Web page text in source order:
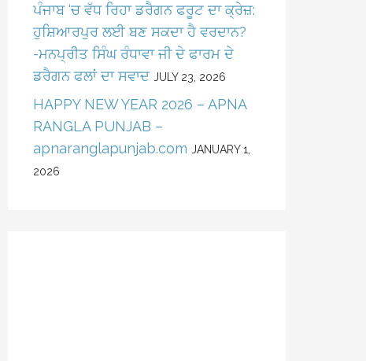
ਪੰਜਾਬ ‘ਚ ਵੱਧ ਰਿਹਾ ਡਰੈਗਨ ਫਰੂਟ ਦਾ ਕ੍ਰੇਜ਼:
ਹੁਸ਼ਿਆਰਪੁਰ ਲਈ ਬਣ ਸਕਦਾ ਹੈ ਵਰਦਾਨ?
-ਮਨਪ੍ਰੀਤ ਸਿੰਘ ਰੰਧਾਵਾ ਜੀ ਦੇ ਫਾਰਮ ਦੇ
ਡਰੈਗਨ ਫਲਾਂ ਦਾ ਸਵਾਦ JULY 23, 2026
HAPPY NEW YEAR 2026 – APNA
RANGLA PUNJAB –
apnaranglapunjab.com JANUARY 1,
2026